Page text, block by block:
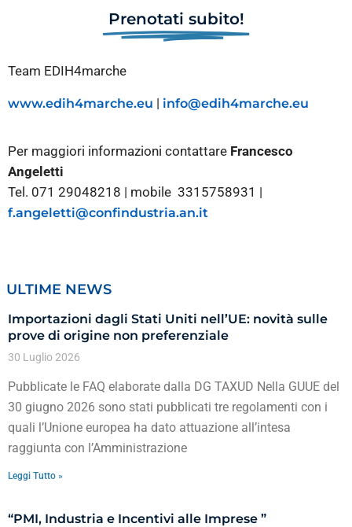
Prenotati subito!
Team EDIH4marche
www.edih4marche.eu | info@edih4marche.eu
Per maggiori informazioni contattare Francesco
Angeletti
Tel. 071 29048218 | mobile 3315758931 |
f.angeletti@confindustria.an.it
ULTIME NEWS
Importazioni dagli Stati Uniti nell’UE: novità sulle
prove di origine non preferenziale
30 Luglio 2026
Pubblicate le FAQ elaborate dalla DG TAXUD Nella GUUE del
30 giugno 2026 sono stati pubblicati tre regolamenti con i
quali l’Unione europea ha dato attuazione all’intesa
raggiunta con l’Amministrazione
Leggi Tutto »
“PMI, Industria e Incentivi alle Imprese ”